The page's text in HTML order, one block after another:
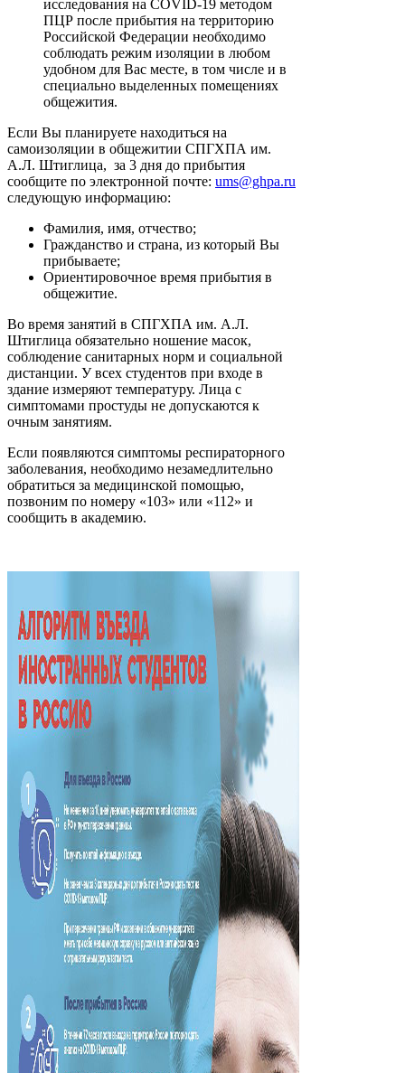
исследования на COVID-19 методом
ПЦР после прибытия на территорию
Российской Федерации необходимо
соблюдать режим изоляции в любом
удобном для Вас месте, в том числе и в
специально выделенных помещениях
общежития.
Если Вы планируете находиться на
самоизоляции в общежитии СПГХПА им.
А.Л. Штиглица, за 3 дня до прибытия
сообщите по электронной почте: ums@ghpa.ru
следующую информацию:
Фамилия, имя, отчество;
Гражданство и страна, из который Вы
прибываете;
Ориентировочное время прибытия в
общежитие.
Во время занятий в СПГХПА им. А.Л.
Штиглица обязательно ношение масок,
соблюдение санитарных норм и социальной
дистанции. У всех студентов при входе в
здание измеряют температуру. Лица с
симптомами простуды не допускаются к
очным занятиям.
Если появляются симптомы респираторного
заболевания, необходимо незамедлительно
обратиться за медицинской помощью,
позвоним по номеру «103» или «112» и
сообщить в академию.